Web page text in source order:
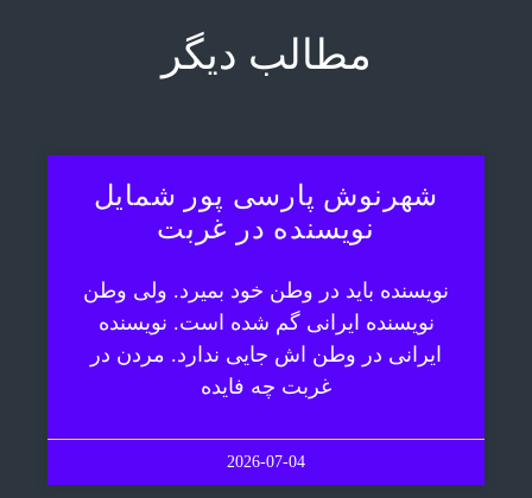
مطالب دیگر
شهرنوش پارسی پور شمایل
نویسنده در غربت
نویسنده باید در وطن خود بمیرد. ولی وطن
نویسنده ایرانی گم شده است. نویسنده
ایرانی در وطن اش جایی ندارد. مردن در
غربت چه فایده
2026-07-04